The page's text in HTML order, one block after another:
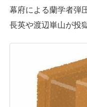
幕府による蘭学者弾
長英や渡辺崋山が投